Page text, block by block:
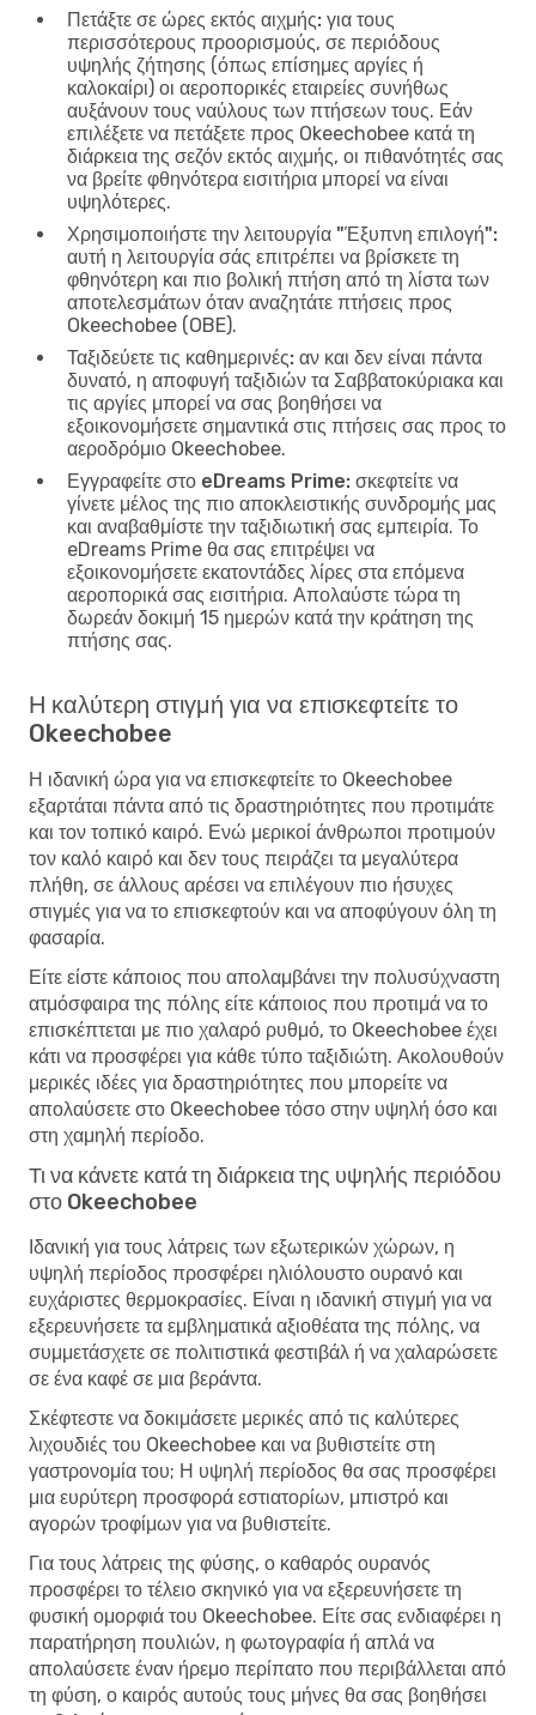
Πετάξτε σε ώρες εκτός αιχμής: για τους
περισσότερους προορισμούς, σε περιόδους
υψηλής ζήτησης (όπως επίσημες αργίες ή
καλοκαίρι) οι αεροπορικές εταιρείες συνήθως
αυξάνουν τους ναύλους των πτήσεων τους. Εάν
επιλέξετε να πετάξετε προς Okeechobee κατά τη
διάρκεια της σεζόν εκτός αιχμής, οι πιθανότητές σας
να βρείτε φθηνότερα εισιτήρια μπορεί να είναι
υψηλότερες.
Χρησιμοποιήστε την λειτουργία "Έξυπνη επιλογή":
αυτή η λειτουργία σάς επιτρέπει να βρίσκετε τη
φθηνότερη και πιο βολική πτήση από τη λίστα των
αποτελεσμάτων όταν αναζητάτε πτήσεις προς
Okeechobee (OBE).
Ταξιδεύετε τις καθημερινές: αν και δεν είναι πάντα
δυνατό, η αποφυγή ταξιδιών τα Σαββατοκύριακα και
τις αργίες μπορεί να σας βοηθήσει να
εξοικονομήσετε σημαντικά στις πτήσεις σας προς το
αεροδρόμιο Okeechobee.
Εγγραφείτε στο eDreams Prime: σκεφτείτε να
γίνετε μέλος της πιο αποκλειστικής συνδρομής μας
και αναβαθμίστε την ταξιδιωτική σας εμπειρία. Το
eDreams Prime θα σας επιτρέψει να
εξοικονομήσετε εκατοντάδες λίρες στα επόμενα
αεροπορικά σας εισιτήρια. Απολαύστε τώρα τη
δωρεάν δοκιμή 15 ημερών κατά την κράτηση της
πτήσης σας.
Η καλύτερη στιγμή για να επισκεφτείτε το
Okeechobee
Η ιδανική ώρα για να επισκεφτείτε το Okeechobee
εξαρτάται πάντα από τις δραστηριότητες που προτιμάτε
και τον τοπικό καιρό. Ενώ μερικοί άνθρωποι προτιμούν
τον καλό καιρό και δεν τους πειράζει τα μεγαλύτερα
πλήθη, σε άλλους αρέσει να επιλέγουν πιο ήσυχες
στιγμές για να το επισκεφτούν και να αποφύγουν όλη τη
φασαρία.
Είτε είστε κάποιος που απολαμβάνει την πολυσύχναστη
ατμόσφαιρα της πόλης είτε κάποιος που προτιμά να το
επισκέπτεται με πιο χαλαρό ρυθμό, το Okeechobee έχει
κάτι να προσφέρει για κάθε τύπο ταξιδιώτη. Ακολουθούν
μερικές ιδέες για δραστηριότητες που μπορείτε να
απολαύσετε στο Okeechobee τόσο στην υψηλή όσο και
στη χαμηλή περίοδο.
Τι να κάνετε κατά τη διάρκεια της υψηλής περιόδου
στο Okeechobee
Ιδανική για τους λάτρεις των εξωτερικών χώρων, η
υψηλή περίοδος προσφέρει ηλιόλουστο ουρανό και
ευχάριστες θερμοκρασίες. Είναι η ιδανική στιγμή για να
εξερευνήσετε τα εμβληματικά αξιοθέατα της πόλης, να
συμμετάσχετε σε πολιτιστικά φεστιβάλ ή να χαλαρώσετε
σε ένα καφέ σε μια βεράντα.
Σκέφτεστε να δοκιμάσετε μερικές από τις καλύτερες
λιχουδιές του Okeechobee και να βυθιστείτε στη
γαστρονομία του; Η υψηλή περίοδος θα σας προσφέρει
μια ευρύτερη προσφορά εστιατορίων, μπιστρό και
αγορών τροφίμων για να βυθιστείτε.
Για τους λάτρεις της φύσης, ο καθαρός ουρανός
προσφέρει το τέλειο σκηνικό για να εξερευνήσετε τη
φυσική ομορφιά του Okeechobee. Είτε σας ενδιαφέρει η
παρατήρηση πουλιών, η φωτογραφία ή απλά να
απολαύσετε έναν ήρεμο περίπατο που περιβάλλεται από
τη φύση, ο καιρός αυτούς τους μήνες θα σας βοηθήσει